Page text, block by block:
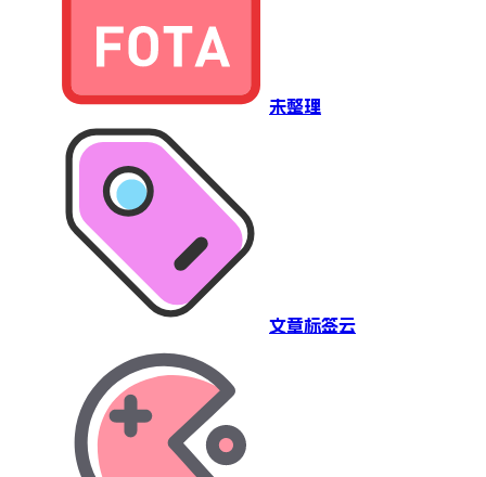
未整理
文章标签云